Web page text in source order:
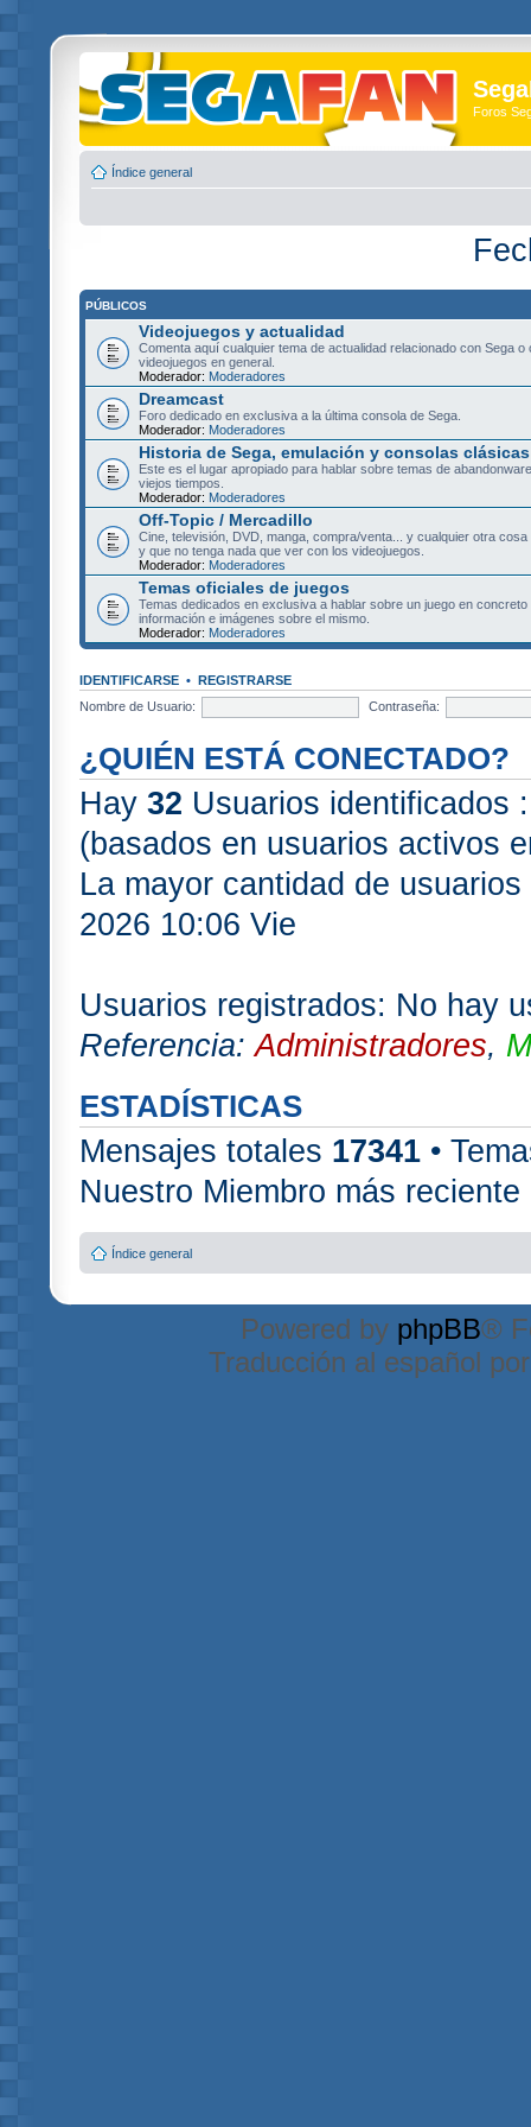
Foros
Índice general
PÚBLICOS
Videojuegos y actualidad
Comenta aquí cualquier tema de actualidad relacionado con Sega o
videojuegos en general.
Moderador: Moderadores
Dreamcast
Foro dedicado en exclusiva a la última consola de Sega.
Moderador: Moderadores
Historia de Sega, emulación y consolas clásicas
Este es el lugar apropiado para hablar sobre temas de
viejos tiempos.
Moderador: Moderadores
Off-Topic / Mercadillo
Cine, televisión, DVD, manga, compra/venta... y cualquier otra
y que no tenga nada que ver con los videojuegos.
Moderador: Moderadores
Temas oficiales de juegos
Temas dedicados en exclusiva a hablar sobre un juego en concreto
información e imágenes sobre el mismo.
Moderador: Moderadores
IDENTIFICARSE • REGISTRARSE
Nombre de Usuario:
Contraseña:
¿QUIÉN ESTÁ CONECTADO?
Hay 32 Usuarios identificados
(basados en usuarios activos
La mayor cantidad de
2026 10:06 Vie
Usuarios registrados: No hay
Referencia:Administradores,
ESTADÍSTICAS
Mensajes totales 17341 •
Nuestro Miembro más
Índice general
Powered by phpBB®
Traducción al español